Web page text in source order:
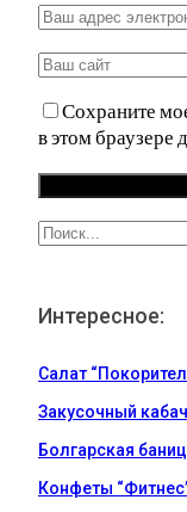
Сохраните
в этом браузере
Интересное:
Салат
Закусочный
Болгарская
Конфеты